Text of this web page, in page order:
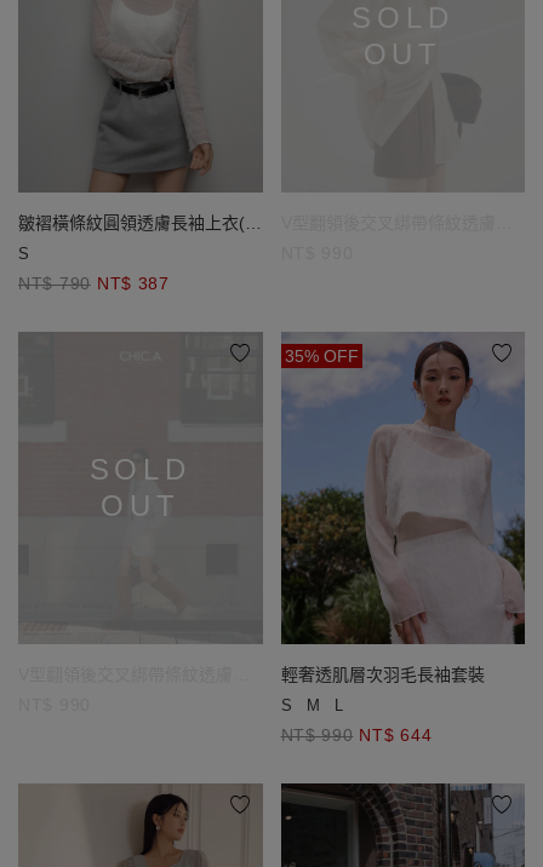
皺褶橫條紋圓領透膚長袖上衣(附
背心)
S
NT$ 790 NT$ 387
SOLD
OUT
SOLD
OUT
35% OFF
輕奢透肌層次羽毛長袖套裝
S M
NT$ 990 NT$ 644